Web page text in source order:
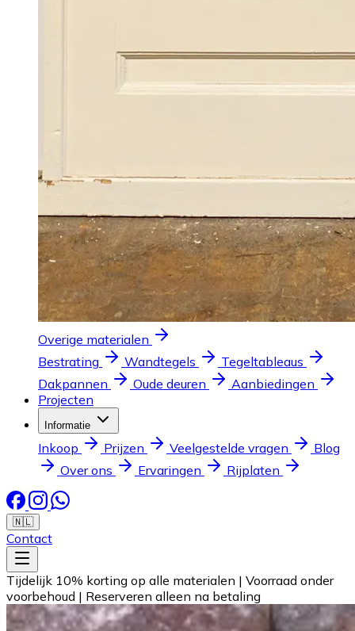
Overige materialen
Bestrating
Wandtegels
Tegeltableaus
Dakpannen
Oude deuren
Aanbiedingen
Projecten
Informatie
Inkoop Prijzen Veelgestelde vragen
Blog
Over ons
Ervaringen Rijplaten
🇳🇱
Contact
Tijdelijk 10% korting op alle materialen | Voorraad onder
voorbehoud | Reserveren alleen na betaling